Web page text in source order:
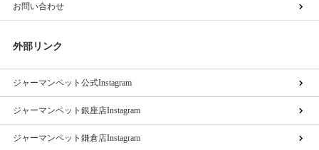
お問い合わせ
外部リンク
ジャーマンペット公式Instagram
ジャーマンペット銀座店Instagram
ジャーマンペット鎌倉店Instagram